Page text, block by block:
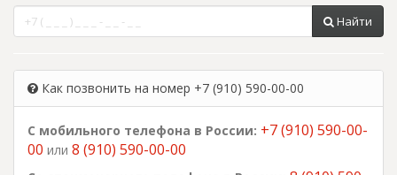
Найти
Как позвонить на номер +7 (910) 590-00-00
С мобильного телефона в России: +7 (910) 590-00-
00 или 8 (910) 590-00-00